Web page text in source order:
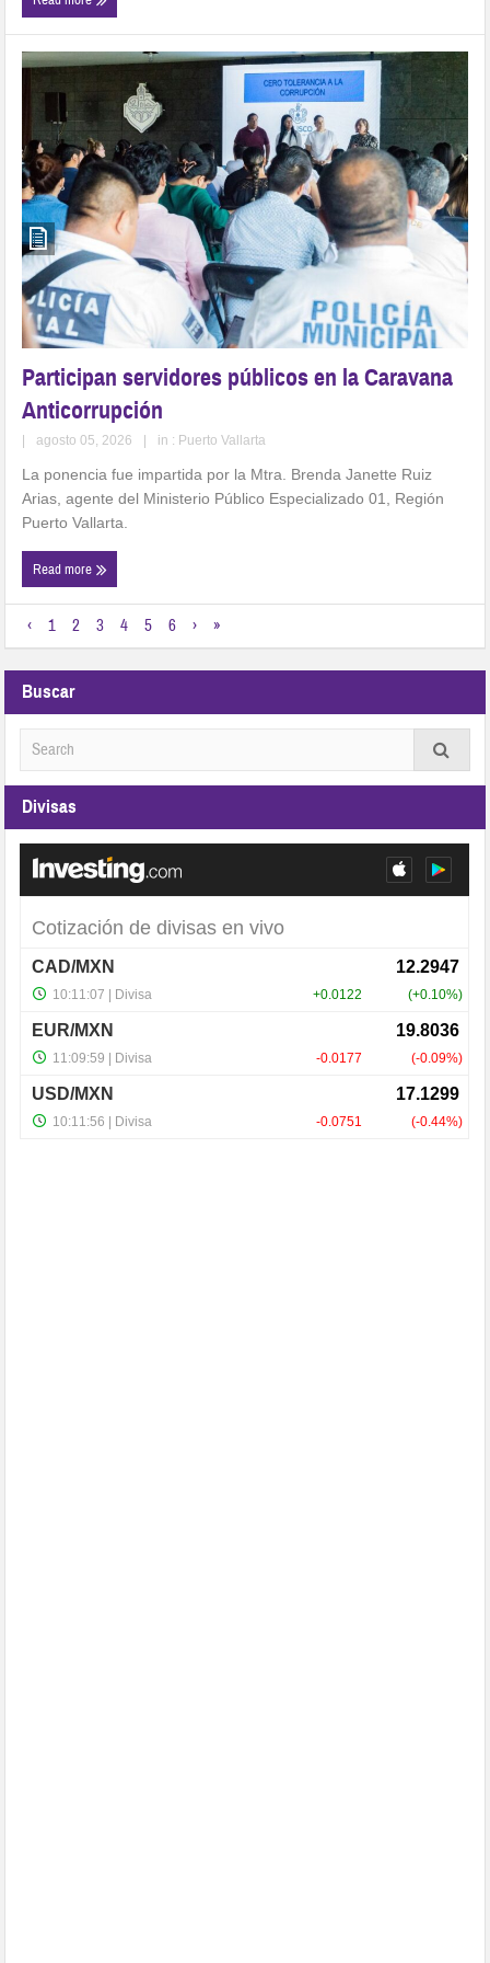
Participan servidores públicos en la Caravana
Anticorrupción
agosto 05, 2026 in : Puerto Vallarta
La ponencia fue impartida por la Mtra. Brenda Janette Ruiz
Arias, agente del Ministerio Público Especializado 01, Región
Puerto Vallarta.
Read more
‹ 1 2 3 4 5 6 › »
Buscar
Divisas